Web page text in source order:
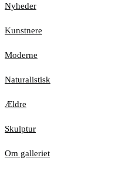
Nyheder
Kunstnere
Moderne
Naturalistisk
Ældre
Skulptur
Om galleriet